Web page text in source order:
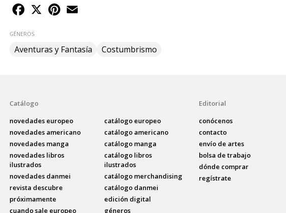
Facebook
X Pinterest
GÉNEROS
Aventuras y Fantasía Costumbrismo
Catálogo
novedades europeo
novedades americano
novedades manga
novedades libros
ilustrados
novedades danmei
revista descubre
próximamente
cuando sale europeo
catálogo europeo
catálogo americano
catálogo manga
catálogo libros
ilustrados
catálogo merchandising
catálogo danmei
edición digital
géneros
Editorial
conócenos
contacto
envío de artes
bolsa de trabajo
dónde comprar
regístrate